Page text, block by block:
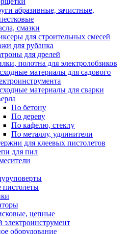
абразивные, зачистные,
смазки
для строительных смесей
для рубанка
для дрелей
полотна для электролобзиков
материалы для садового
материалы для сварки
По бетону
По дереву
По кафелю, стеклу
По металлу, удлинители
для клеевых пистолетов
для пил
пистолеты
цепные
электроинструмент
оборудование